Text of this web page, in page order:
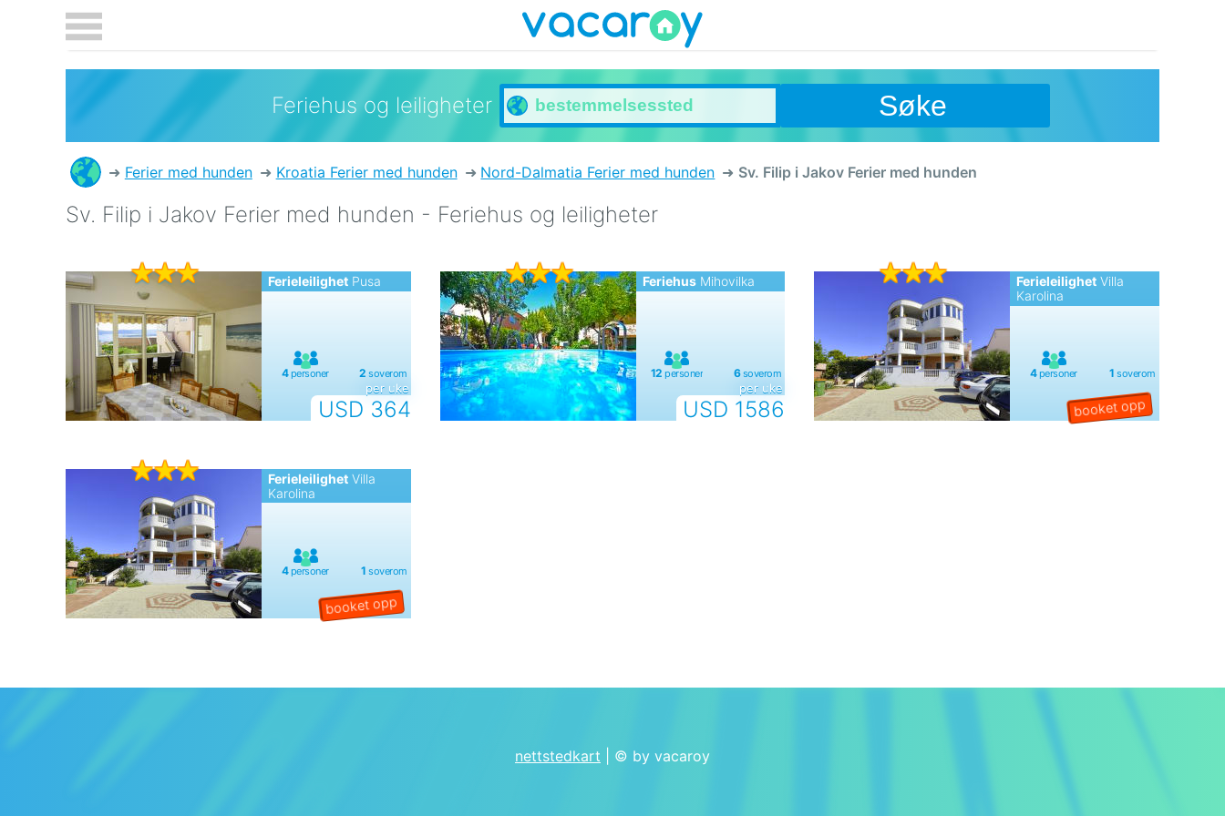
Feriehus og leiligheter Søke
Ferier med hunden Kroatia Ferier med hunden Nord-Dalmatia Ferier med hunden Sv. Filip i Jakov Ferier med hunden
Sv. Filip i Jakov Ferier med hunden - Feriehus og leiligheter
Ferieleilighet Pusa
USD 364
per uke
FeriehusMihovilka
USD 1586
per uke
Ferieleilighet Villa
Karolina
Ferieleilighet Villa
Karolina
nettstedkart | © by vacaroy